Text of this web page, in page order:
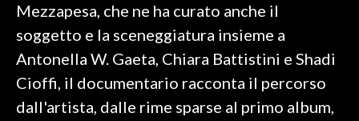
INSULARITÀ
INFO AZIENDE
ABBONATI
Mezzapesa, che ne ha curato anche il
soggetto e la sceneggiatura insieme a
Antonella W. Gaeta, Chiara Battistini e Shadi
Cioffi, il documentario racconta il percorso
dall'artista, dalle rime sparse al primo album,